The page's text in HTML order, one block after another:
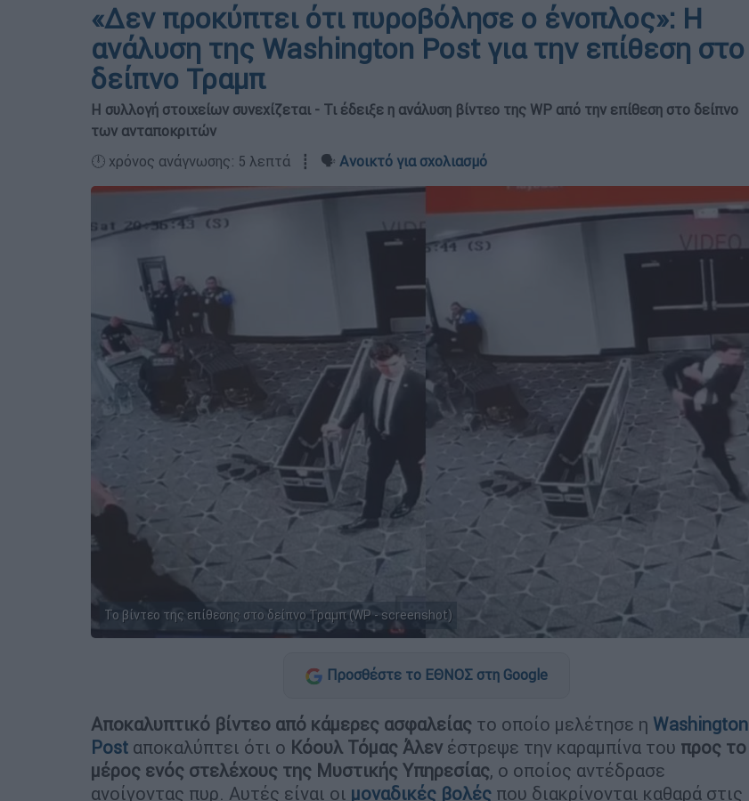
«Δεν προκύπτει ότι πυροβόλησε o ένοπλος»: Η
ανάλυση της Washington Post για την επίθεση στο
δείπνο Τραμπ
H συλλογή στοιχείων συνεχίζεται - Τι έδειξε η ανάλυση βίντεο της WP από την επίθεση στο δείπνο
των ανταποκριτών
🕛 χρόνος ανάγνωσης: 5 λεπτά ┋ 🗣️ Ανοικτό για σχολιασμό
Το βίντεο της επίθεσης στο δείπνο Τραμπ (WP - screenshot)
Προσθέστε το ΕΘΝΟΣ στη Google
Αποκαλυπτικό βίντεο από κάμερες ασφαλείας το οποίο μελέτησε η Washington
Post αποκαλύπτει ότι ο Κόουλ Τόμας Άλεν έστρεψε την καραμπίνα του προς το
μέρος ενός στελέχους της Μυστικής Υπηρεσίας, ο οποίος αντέδρασε
ανοίγοντας πυρ. Αυτές είναι οι μοναδικές βολές που διακρίνονται καθαρά στις